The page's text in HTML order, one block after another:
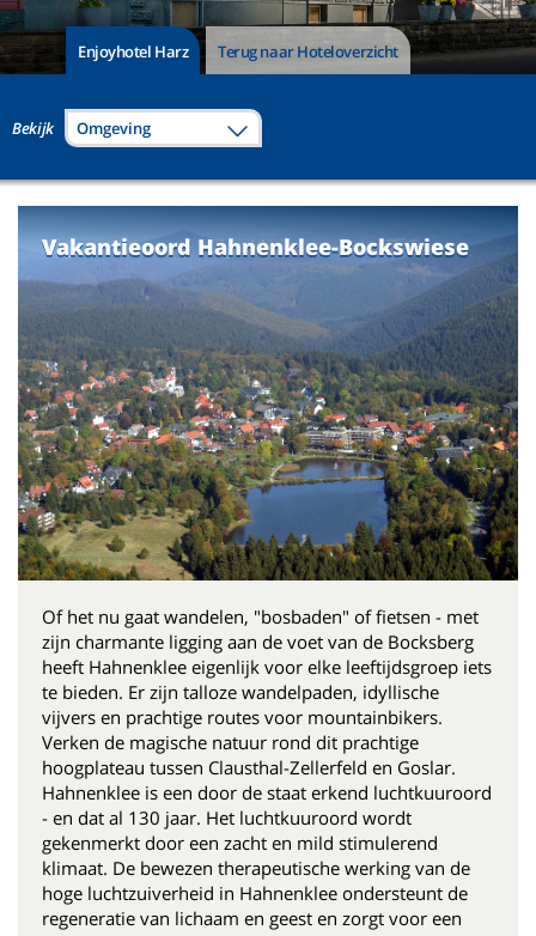
Enjoyhotel Harz Terug naar Hoteloverzicht
Bekijk Omgeving
Vakantieoord Hahnenklee-Bockswiese
Of het nu gaat wandelen, "bosbaden" of fietsen - met
zijn charmante ligging aan de voet van de Bocksberg
heeft Hahnenklee eigenlijk voor elke leeftijdsgroep iets
te bieden. Er zijn talloze wandelpaden, idyllische
vijvers en prachtige routes voor mountainbikers.
Verken de magische natuur rond dit prachtige
hoogplateau tussen Clausthal-Zellerfeld en Goslar.
Hahnenklee is een door de staat erkend luchtkuuroord
- en dat al 130 jaar. Het luchtkuuroord wordt
gekenmerkt door een zacht en mild stimulerend
klimaat. De bewezen therapeutische werking van de
hoge luchtzuiverheid in Hahnenklee ondersteunt de
regeneratie van lichaam en geest en zorgt voor een